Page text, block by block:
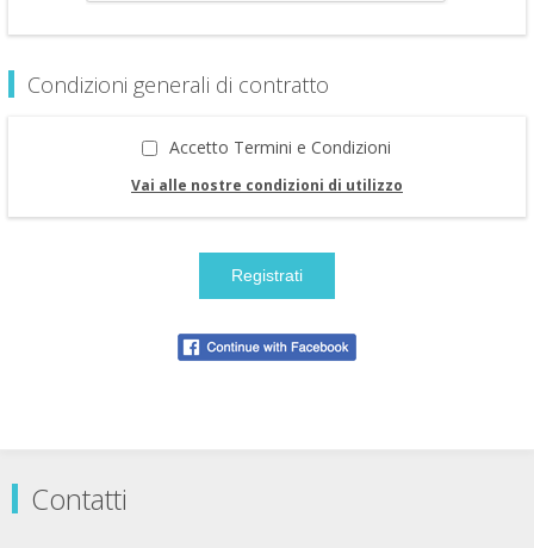
Condizioni generali di contratto
Accetto Termini e Condizioni
Vai alle nostre condizioni di utilizzo
Contatti